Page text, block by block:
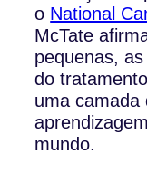
o National
McTate
pequenas,
do
uma camada
mundo.